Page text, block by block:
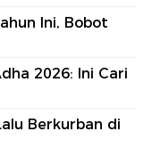
Ini, Bobot
2026: Ini Cari
Berkurban di